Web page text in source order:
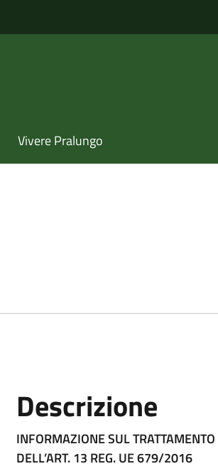
Vivere Pralungo
Descrizione
INFORMAZIONE SUL
DELL’ART. 13 REG. UE 679/2016